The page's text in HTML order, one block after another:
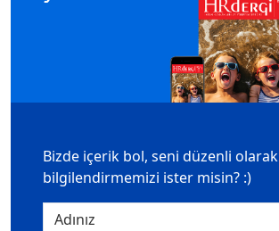
Bizde içerik bol, seni düzenli olarak
bilgilendirmemizi ister misin? :)